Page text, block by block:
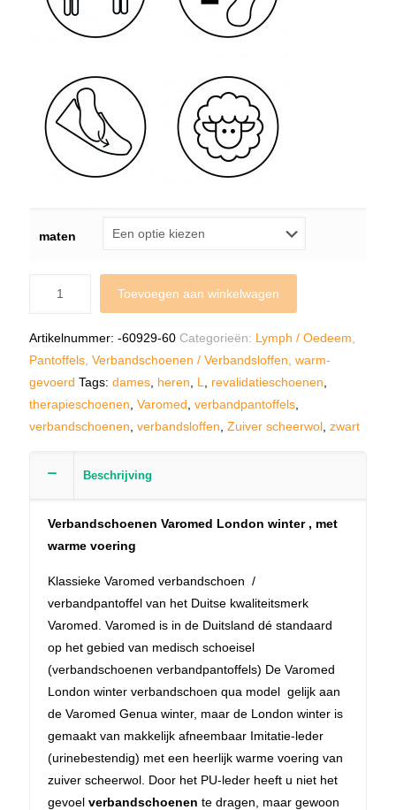
maten
Toevoegen aan winkelwagen
Artikelnummer: -60929-60 Categorieën: Lymph / Oedeem
Pantoffels Verbandschoenen / Verbandsloffen warm-
gevoerd Tags: dames heren L revalidatieschoenen
therapieschoenen Varomed verbandpantoffels
verbandschoenen verbandsloffen Zuiver scheerwol zwart
Beschrijving
Verbandschoenen Varomed London winter , met
warme voering
Klassieke Varomed verbandschoen /
verbandpantoffel van het Duitse kwaliteitsmerk
Varomed. Varomed is in de Duitsland dé standaard
op het gebied van medisch schoeisel
(verbandschoenen verbandpantoffels) De Varomed
London winter verbandschoen qua model gelijk aan
de Varomed Genua winter, maar de London winter is
gemaakt van makkelijk afneembaar Imitatie-leder
(urinebestendig) met een heerlijk warme voering van
zuiver scheerwol. Door het PU-leder heeft u niet het
gevoel verbandschoenen te dragen, maar gewoon